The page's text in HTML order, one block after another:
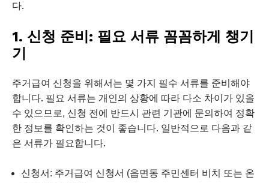
다.
1. 신청 준비: 필요 서류 꼼꼼하게 챙기
기
주거급여 신청을 위해서는 몇 가지 필수 서류를 준비해야
합니다. 필요 서류는 개인의 상황에 따라 다소 차이가 있을
수 있으므로, 신청 전에 반드시 관련 기관에 문의하여 정확
한 정보를 확인하는 것이 좋습니다. 일반적으로 다음과 같
은 서류가 필요합니다.
신청서: 주거급여 신청서 (읍면동 주민센터 비치 또는 온